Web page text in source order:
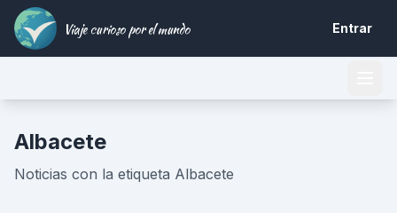
Viaje curioso por el mundo Entrar
Albacete
Noticias con la etiqueta Albacete